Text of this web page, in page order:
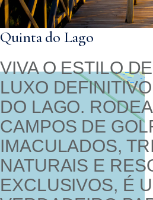
Quinta do Lago
VIVA O ESTILO
LUXO
DO LAGO.
CAMPOS DE
IMACULADOS,
NATURAIS E
EXCLUSIVOS, É